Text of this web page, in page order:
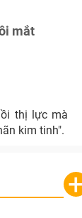
mắt
thị lực mà
kim tinh".